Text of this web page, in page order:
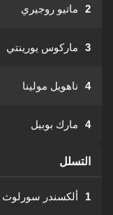
2 ماتيو روجيري
3 ماركوس يورينتي
4 ناهويل مولينا
4 مارك بوبيل
التسلل
1 ألكسندر سورلوث